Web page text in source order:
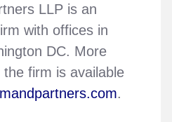
LLP is an
with offices in
DC. More
firm is available
.